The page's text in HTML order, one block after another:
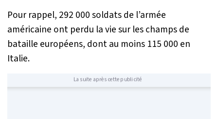
Pour rappel, 292 000 soldats de l’armée
américaine ont perdu la vie sur les champs de
bataille européens, dont au moins 115 000 en
Italie.
La suite après cette publicité